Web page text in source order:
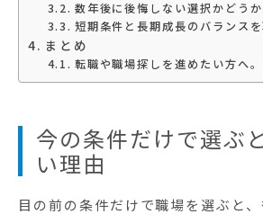
数年後に後悔しない選択かどうか
短期条件と長期成長のバランスを
まとめ
転職や職場探しを進めたい方へ。
今の条件だけで選ぶ
い理由
目の前の条件だけで職場を選ぶと